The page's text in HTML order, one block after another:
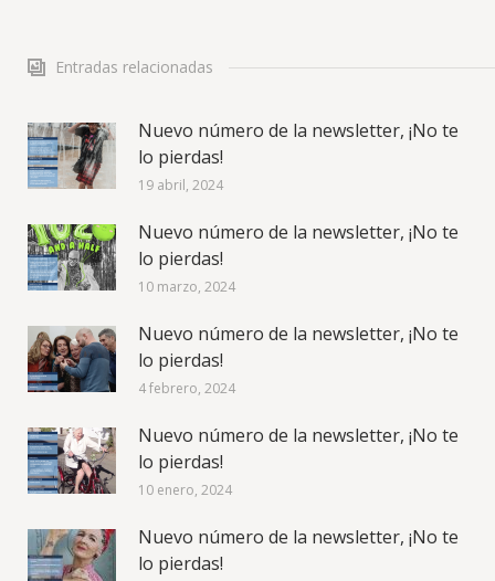
Entradas relacionadas
Nuevo número de la newsletter, ¡No te
lo pierdas!
19 abril, 2024
Nuevo número de la newsletter, ¡No te
lo pierdas!
10 marzo, 2024
Nuevo número de la newsletter, ¡No te
lo pierdas!
4 febrero, 2024
Nuevo número de la newsletter, ¡No te
lo pierdas!
10 enero, 2024
Nuevo número de la newsletter, ¡No te
lo pierdas!